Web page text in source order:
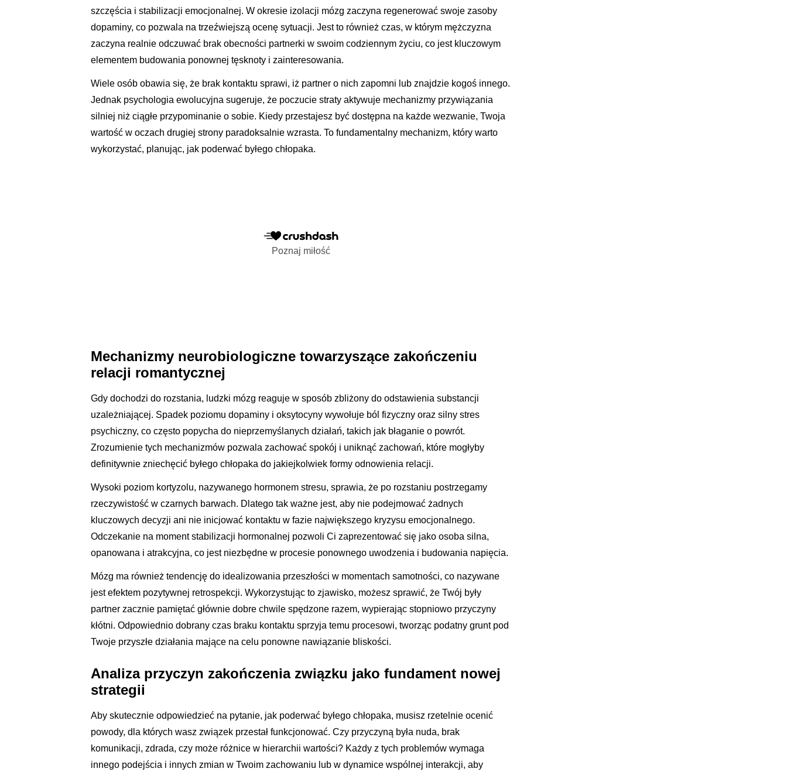
szczęścia i stabilizacji emocjonalnej. W okresie izolacji mózg zaczyna regenerować swoje zasoby
dopaminy, co pozwala na trzeźwiejszą ocenę sytuacji. Jest to również czas, w którym mężczyzna
zaczyna realnie odczuwać brak obecności partnerki w swoim codziennym życiu, co jest kluczowym
elementem budowania ponownej tęsknoty i zainteresowania.
Wiele osób obawia się, że brak kontaktu sprawi, iż partner o nich zapomni lub znajdzie kogoś innego.
Jednak psychologia ewolucyjna sugeruje, że poczucie straty aktywuje mechanizmy przywiązania
silniej niż ciągłe przypominanie o sobie. Kiedy przestajesz być dostępna na każde wezwanie, Twoja
wartość w oczach drugiej strony paradoksalnie wzrasta. To fundamentalny mechanizm, który warto
wykorzystać, planując, jak poderwać byłego chłopaka.
Poznaj miłość
Mechanizmy neurobiologiczne towarzyszące zakończeniu
relacji romantycznej
Gdy dochodzi do rozstania, ludzki mózg reaguje w sposób zbliżony do odstawienia substancji
uzależniającej. Spadek poziomu dopaminy i oksytocyny wywołuje ból fizyczny oraz silny stres
psychiczny, co często popycha do nieprzemyślanych działań, takich jak błaganie o powrót.
Zrozumienie tych mechanizmów pozwala zachować spokój i uniknąć zachowań, które mogłyby
definitywnie zniechęcić byłego chłopaka do jakiejkolwiek formy odnowienia relacji.
Wysoki poziom kortyzolu, nazywanego hormonem stresu, sprawia, że po rozstaniu postrzegamy
rzeczywistość w czarnych barwach. Dlatego tak ważne jest, aby nie podejmować żadnych
kluczowych decyzji ani nie inicjować kontaktu w fazie największego kryzysu emocjonalnego.
Odczekanie na moment stabilizacji hormonalnej pozwoli Ci zaprezentować się jako osoba silna,
opanowana i atrakcyjna, co jest niezbędne w procesie ponownego uwodzenia i budowania napięcia.
Mózg ma również tendencję do idealizowania przeszłości w momentach samotności, co nazywane
jest efektem pozytywnej retrospekcji. Wykorzystując to zjawisko, możesz sprawić, że Twój były
partner zacznie pamiętać głównie dobre chwile spędzone razem, wypierając stopniowo przyczyny
kłótni. Odpowiednio dobrany czas braku kontaktu sprzyja temu procesowi, tworząc podatny grunt pod
Twoje przyszłe działania mające na celu ponowne nawiązanie bliskości.
Analiza przyczyn zakończenia związku jako fundament nowej
strategii
Aby skutecznie odpowiedzieć na pytanie, jak poderwać byłego chłopaka, musisz rzetelnie ocenić
powody, dla których wasz związek przestał funkcjonować. Czy przyczyną była nuda, brak
komunikacji, zdrada, czy może różnice w hierarchii wartości? Każdy z tych problemów wymaga
innego podejścia i innych zmian w Twoim zachowaniu lub w dynamice wspólnej interakcji, aby